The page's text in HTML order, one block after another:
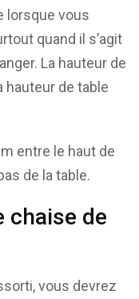
lorsque vous
quand il s’agit
La hauteur de
hauteur de table
entre le haut de
de la table.
chaise de
vous devrez